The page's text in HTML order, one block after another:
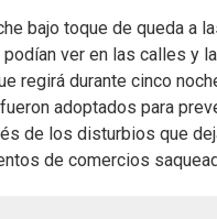
bajo toque de queda a
ver en las calles y
regirá durante cinco
adoptados para
de los disturbios que
de comercios